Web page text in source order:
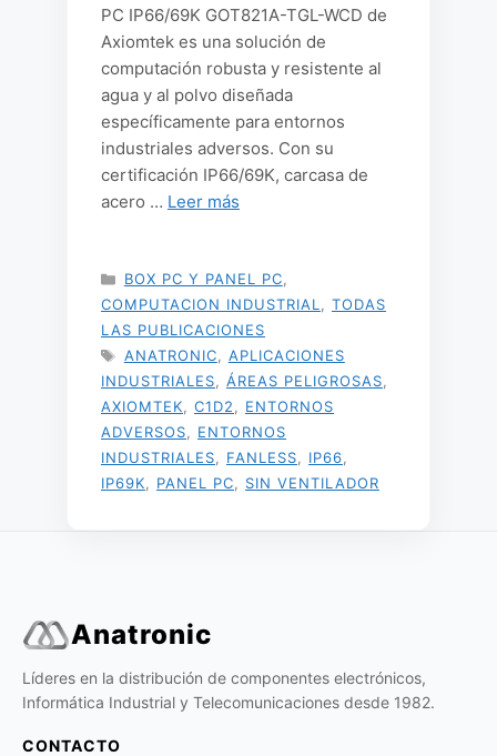
PC IP66/69K GOT821A-TGL-WCD de
Axiomtek es una solución de
computación robusta y resistente al
agua y al polvo diseñada
específicamente para entornos
industriales adversos. Con su
certificación IP66/69K, carcasa de
acero … Leer más
CATEGORÍAS
BOX PC Y PANEL PC
COMPUTACION INDUSTRIAL
TODAS
LAS PUBLICACIONES
ETIQUETAS
ANATRONIC
APLICACIONES
INDUSTRIALES
ÁREAS PELIGROSAS
AXIOMTEK
C1D2
ENTORNOS
ADVERSOS
ENTORNOS
INDUSTRIALES
FANLESS IP66
IP69K
PANEL PC SIN VENTILADOR
Anatronic
Líderes en la distribución de componentes electrónicos,
Informática Industrial y Telecomunicaciones desde 1982.
CONTACTO